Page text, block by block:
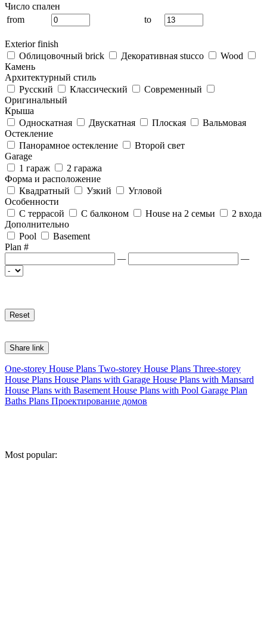
Число спален
from
to
Exterior finish
Облицовочный brick
Декоративная stucco
Wood
Камень
Архитектурный стиль
Русский
Классический
Современный
Оригинальный
Крыша
Односкатная
Двускатная Плоская
Вальмовая
Остекление
Панорамное остекление
Второй свет
Garage
1 гараж
2 гаража
Форма и расположение
Квадратный
Узкий
Угловой
Особенности
С террасой
С балконом House на 2 семьи
2 входа
Дополнительно
Pool
Basement
Plan #
—
—
Share link
One-storey House Plans Two-storey House Plans Three-storey
House Plans House Plans with Garage House Plans with Mansard
House Plans with Basement House Plans with Pool Garage Plan
Baths Plans Проектирование домов
Most popular: